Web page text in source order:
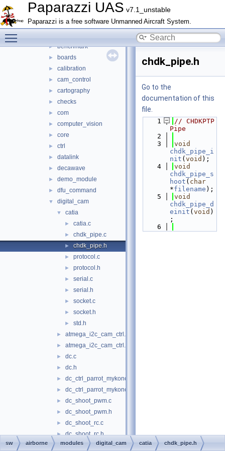
Paparazzi UAS v7.1_unstable
Paparazzi is a free software Unmanned Aircraft System.
► ahrs
► air_data
► benchmark
► boards
► calibration
► cam_control
► cartography
► checks
► com
► computer_vision
► core
► ctrl
► datalink
► decawave
► demo_module
► dfu_command
▼ digital_cam
▼ catia
► catia.c
► chdk_pipe.c
► chdk_pipe.h
► protocol.c
► protocol.h
► serial.c
► serial.h
► socket.c
► socket.h
► std.h
► atmega_i2c_cam_ctrl.c
► atmega_i2c_cam_ctrl.h
► dc.c
► dc.h
► dc_ctrl_parrot_mykonos.c
► dc_ctrl_parrot_mykonos.h
► dc_shoot_pwm.c
► dc_shoot_pwm.h
► dc_shoot_rc.c
► dc_shoot_rc.h
► gpio_cam_ctrl.c
chdk_pipe.h
Go to the
documentation of this
file.
    1
// CHDKPTP
Pipe
    2
    3
void
chdk_pipe_i
nit ( void );
    4
void
chdk_pipe_s
hoot ( char
*filename );
    5
void
chdk_pipe_d
einit ( void )
;
    6
sw airborne modules digital_cam catia chdk_pipe.h